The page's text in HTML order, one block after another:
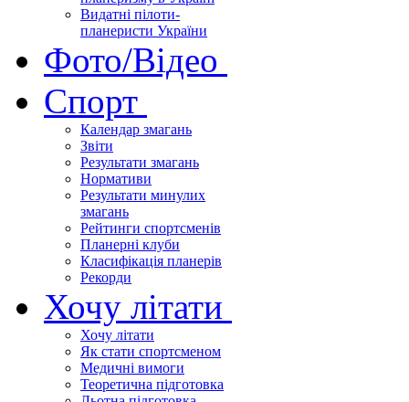
Видатні пілоти-
планеристи України
Фото/Відео
Спорт
Календар змагань
Звіти
Результати змагань
Нормативи
Результати минулих
змагань
Рейтинги спортсменів
Планерні клуби
Класифікація планерів
Рекорди
Хочу літати
Хочу літати
Як стати спортсменом
Медичні вимоги
Теоретична підготовка